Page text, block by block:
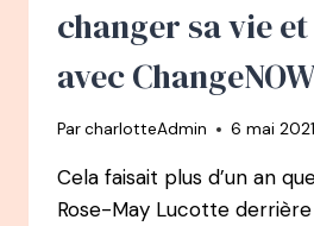
ENTREPRENEUR
RESPONSABLE
STYLEY
changer sa vie
avec
ParcharlotteAdmin 6 mai 2021
Cela faisait plus d’un an
Rose-May Lucotte